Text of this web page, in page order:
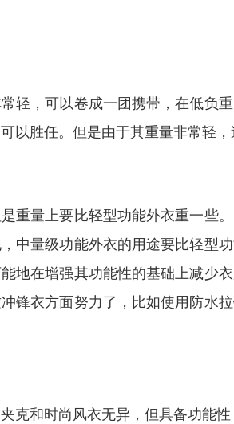
轻，可以卷成一团携带，在低负
以胜任。但是由于其重量非常轻
重量上要比轻型功能外衣重一些
中量级功能外衣的用途要比轻型
地在增强其功能性的基础上减少
锋衣方面努力了，比如使用防水
克和时尚风衣无异，但具备功能